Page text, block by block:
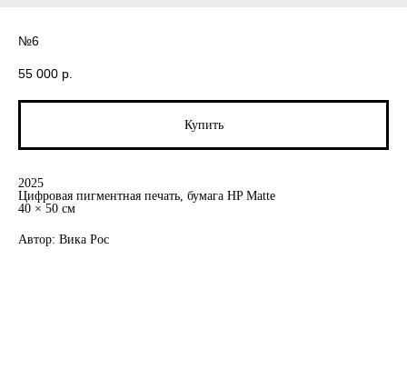
№6
55 000 р.
Купить
2025
Цифровая пигментная печать, бумага HP Matte
40 × 50 см
Автор: Вика Рос